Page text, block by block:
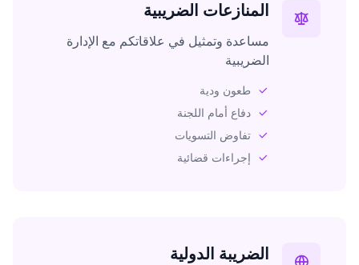
المنازعات الضريبية
مساعدة وتمثيل في علاقاتكم مع الإدارة
الضريبية
طعون ودية
دفاع أمام اللجنة
تفاوض التسويات
إجراءات قضائية
الضريبة الدولية